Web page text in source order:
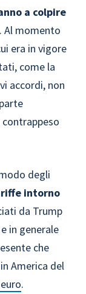
a colpire
Al momento
era in vigore
come la
accordi, non
contrappeso
degli
intorno
da Trump
in generale
che
America del
.